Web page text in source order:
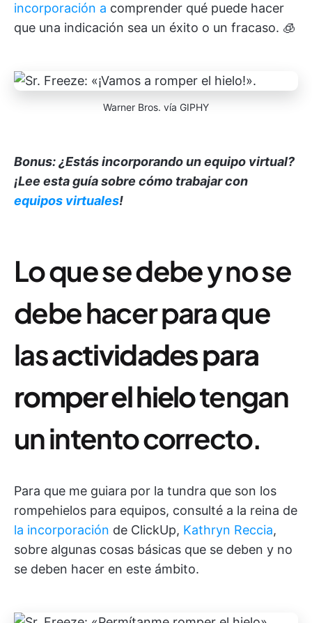
incorporación a comprender qué puede hacer
que una indicación sea un éxito o un fracaso. 🧊
Warner Bros. vía GIPHY
Bonus: ¿Estás incorporando un equipo virtual?
¡Lee esta guía sobre cómo trabajar con
equipos virtuales!
Lo que se debe y no se
debe hacer para que
lasactividades para
romper el hielotengan
un intento correcto.
Para que me guiara por la tundra que son los
rompehielos para equipos, consulté a la reina de
la incorporación de ClickUp, Kathryn Reccia,
sobre algunas cosas básicas que se deben y no
se deben hacer en este ámbito.